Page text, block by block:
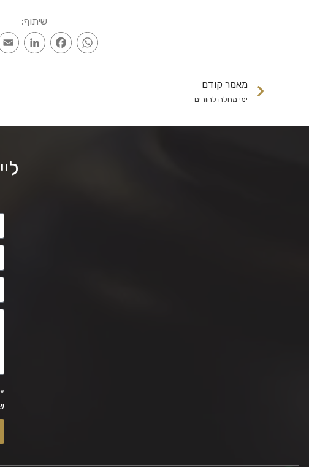
שיתוף:
WhatsApp
Facebook
מאמר קודם
ימי מחלה להורים